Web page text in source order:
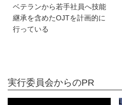
ベテランから若手社員へ技能
継承を含めたOJTを計画的に
行っている
実行委員会からのPR